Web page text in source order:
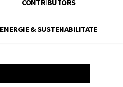
CONTRIBUTORS
ENERGIE & SUSTENABILITATE